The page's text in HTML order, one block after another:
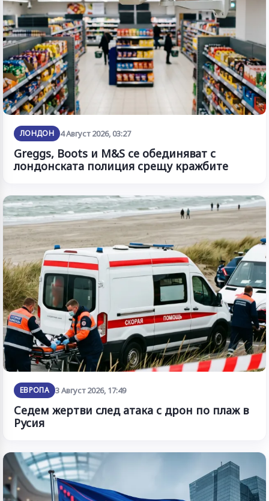
ЛОНДОН 4 Август 2026, 03:27
Greggs, Boots и M&S се обединяват с
лондонската полиция срещу кражбите
ЕВРОПА 3 Август 2026, 17:49
Седем жертви след атака с дрон по плаж в
Русия